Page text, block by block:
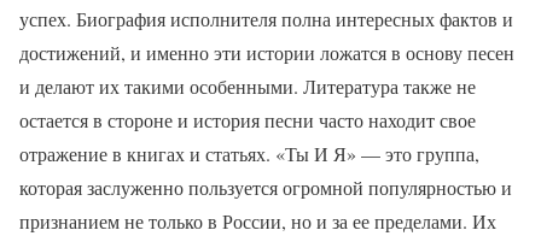
успех. Биография исполнителя полна интересных фактов и
достижений, и именно эти истории ложатся в основу песен
и делают их такими особенными. Литература также не
остается в стороне и история песни часто находит свое
отражение в книгах и статьях. «Ты И Я» — это группа,
которая заслуженно пользуется огромной популярностью и
признанием не только в России, но и за ее пределами. Их